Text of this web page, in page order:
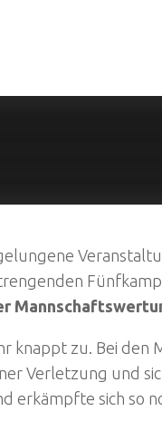
knappt zu. Bei den
Verletzung und
erkämpfte sich so